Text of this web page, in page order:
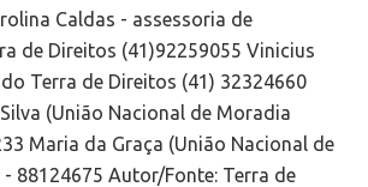
Caldas - assessoria de
de Direitos (41)92259055 Vinicius
Terra de Direitos (41) 32324660
(União Nacional de Moradia
Maria da Graça (União Nacional de
88124675 Autor/Fonte: Terra de